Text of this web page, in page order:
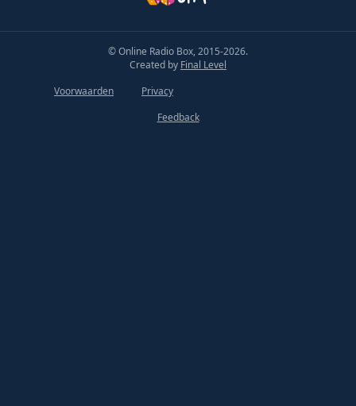
© Online Radio Box, 2015-2026.
Created by Final Level
Voorwaarden
Privacy
Feedback